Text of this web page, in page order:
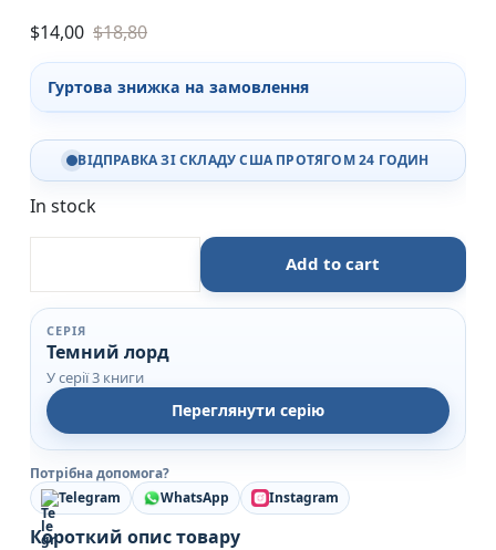
$14,00 $18,80
Гуртова знижка на замовлення
ВІДПРАВКА ЗІ СКЛАДУ США ПРОТЯГОМ 24 ГОДИН
In stock
Юнацькі роки (Темний лорд #1) — Джеймі
Add to cart
СЕРІЯ
Темний лорд
У серії 3 книги
Переглянути серію
Потрібна допомога?
Telegram
WhatsApp Instagram
Короткий опис товару